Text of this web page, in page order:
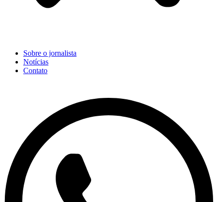
Sobre o jornalista
Notícias
Contato